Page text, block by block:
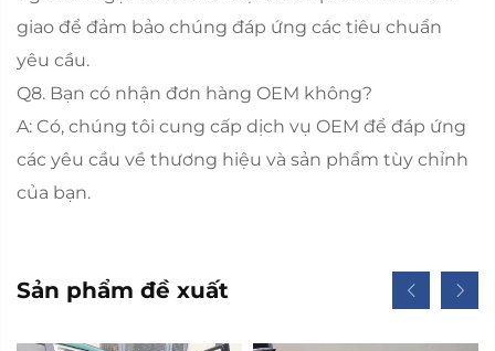
giao để đảm bảo chúng đáp ứng các tiêu chuẩn
yêu cầu.
Q8. Bạn có nhận đơn hàng OEM không?
A: Có, chúng tôi cung cấp dịch vụ OEM để đáp ứng
các yêu cầu về thương hiệu và sản phẩm tùy chỉnh
của bạn.
Sản phẩm đề xuất